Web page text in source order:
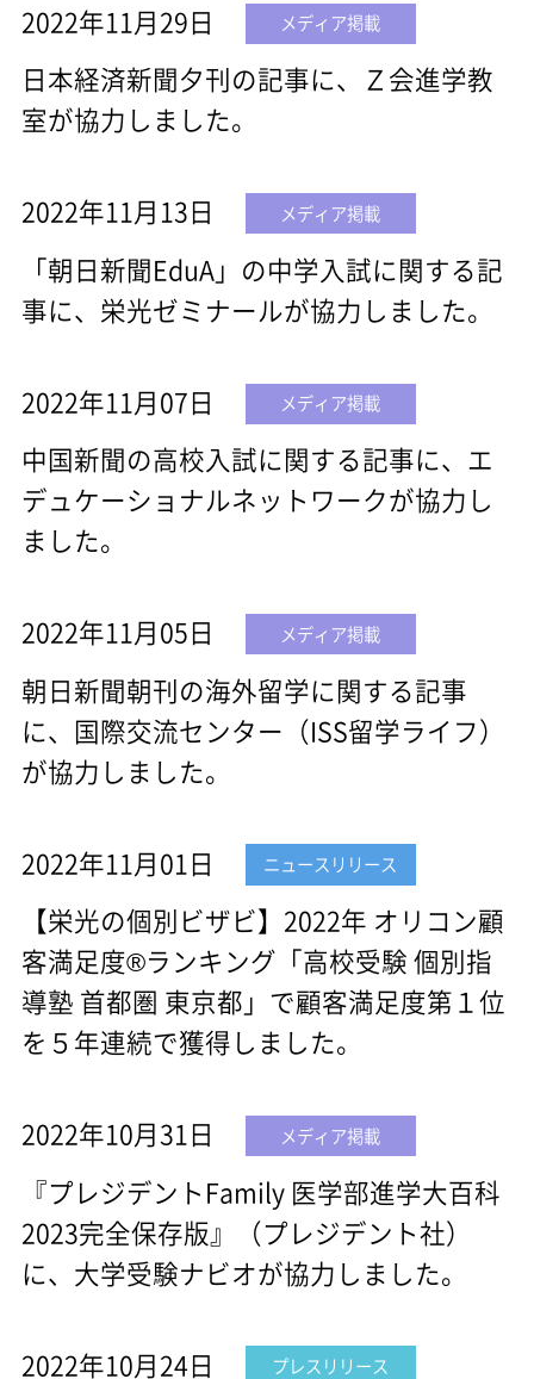
2022年11月29日 メディア掲載
日本経済新聞夕刊の記事に、Ｚ会進学教
室が協力しました。
2022年11月13日 メディア掲載
「朝日新聞EduA」の中学入試に関する記
事に、栄光ゼミナールが協力しました。
2022年11月07日 メディア掲載
中国新聞の高校入試に関する記事に、エ
デュケーショナルネットワークが協力し
ました。
2022年11月05日 メディア掲載
朝日新聞朝刊の海外留学に関する記事
に、国際交流センター（ISS留学ライフ）
が協力しました。
2022年11月01日 ニュースリリース
【栄光の個別ビザビ】2022年 オリコン顧
客満足度®ランキング「高校受験 個別指
導塾 首都圏 東京都」で顧客満足度第１位
を５年連続で獲得しました。
2022年10月31日 メディア掲載
『プレジデントFamily 医学部進学大百科
2023完全保存版』（プレジデント社）
に、大学受験ナビオが協力しました。
2022年10月24日 プレスリリース